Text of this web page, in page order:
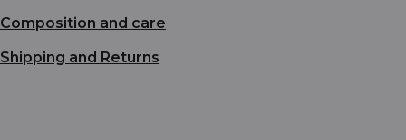
Composition and care
Shipping and Returns